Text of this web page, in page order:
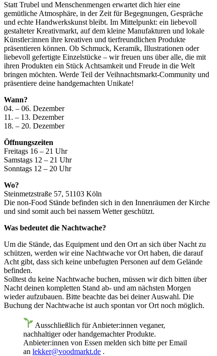
Statt Trubel und Menschenmengen erwartet dich hier eine
gemütliche Atmosphäre, in der Zeit für Begegnungen, Gespräche
und echte Handwerkskunst bleibt. Im Mittelpunkt: ein liebevoll
gestalteter Kreativmarkt, auf dem kleine Manufakturen und lokale
Künstler:innen ihre kreativen und tierfreundlichen Produkte
präsentieren können. Ob Schmuck, Keramik, Illustrationen oder
liebevoll gefertigte Einzelstücke – wir freuen uns über alle, die mit
ihren Produkten ein Stück Achtsamkeit und Freude in die Welt
bringen möchten. Werde Teil der Veihnachtsmarkt-Community und
präsentiere deine handgemachten Unikate!
Wann?
04. – 06. Dezember
11. – 13. Dezember
18. – 20. Dezember
Öffnungszeiten
Freitags 16 – 21 Uhr
Samstags 12 – 21 Uhr
Sonntags 12 – 20 Uhr
Wo?
Steinmetzstraße 57, 51103 Köln
Die non-Food Stände befinden sich in den Innenräumen der Kirche
und sind somit auch bei nassem Wetter geschützt.
Was bedeutet die Nachtwache?
Um die Stände, das Equipment und den Ort an sich über Nacht zu
schützen, werden wir eine Nachtwache vor Ort haben, die darauf
Acht gibt, dass sich keine unbefugten Personen auf dem Gelände
befinden.
Solltest du keine Nachtwache buchen, müssen wir dich bitten über
Nacht deinen kompletten Stand ab- und am nächsten Morgen
wieder aufzubauen. Bitte beachte das bei deiner Auswahl. Die
Buchung der Nachtwache ist auch spontan vor Ort noch möglich.
Ausschließlich für Anbieter:innen veganer,
nachhaltiger oder handgemachter Produkte.
Anbieter:innen von Essen melden sich bitte per Email
an lekker@voodmarkt.de .